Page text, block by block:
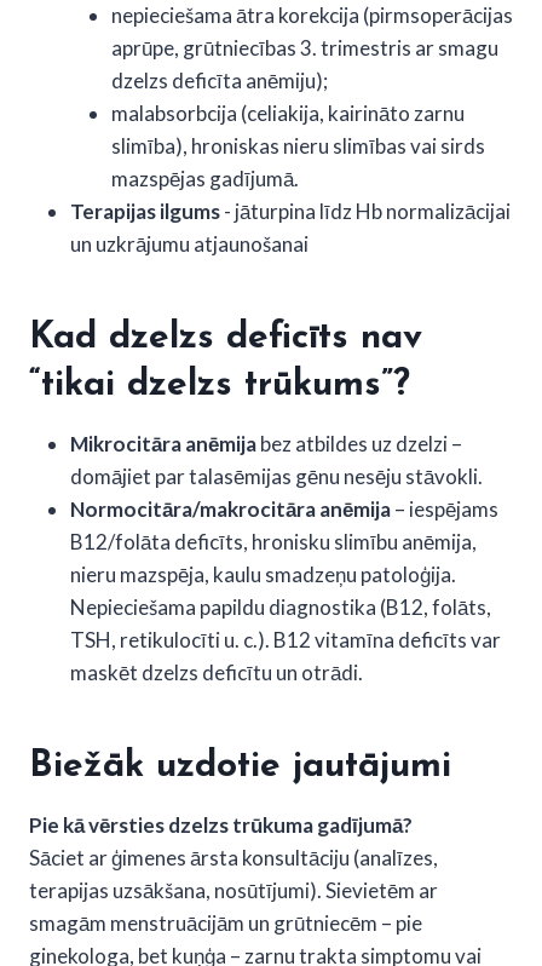
nepieciešama ātra korekcija (pirmsoperācijas
aprūpe, grūtniecības 3. trimestris ar smagu
dzelzs deficīta anēmiju);
malabsorbcija (celiakija, kairināto zarnu
slimība), hroniskas nieru slimības vai sirds
mazspējas gadījumā.
Terapijas ilgums- jāturpina līdz Hb normalizācijai
un uzkrājumu atjaunošanai
Kad dzelzs deficīts nav
“tikai dzelzs trūkums”?
Mikrocitāra anēmijabez atbildes uz dzelzi –
domājiet par talasēmijas gēnu nesēju stāvokli.
Normocitāra/makrocitāra anēmija– iespējams
B12/folāta deficīts, hronisku slimību anēmija,
nieru mazspēja, kaulu smadzeņu patoloģija.
Nepieciešama papildu diagnostika (B12, folāts,
TSH, retikulocīti u. c.). B12 vitamīna deficīts var
maskēt dzelzs deficītu un otrādi.
Biežāk uzdotie jautājumi
Pie kā vērsties dzelzs trūkuma gadījumā?
Sāciet ar ģimenes ārsta konsultāciju (analīzes,
terapijas uzsākšana, nosūtījumi). Sievietēm ar
smagām menstruācijām un grūtniecēm – pie
ginekologa, bet kuņģa – zarnu trakta simptomu vai